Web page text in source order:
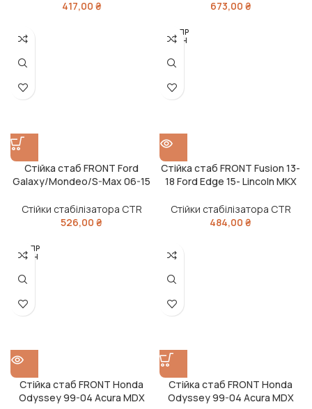
417,00 ₴
673,00 ₴
Стійка стаб FRONT Ford
Galaxy/Mondeo/S-Max 06-15
CLMZ-30 (вир-во CTR)
Стійки стабілізатора CTR
526,00 ₴
РОЗПР
ОДАН
Стійка стаб FRONT Fusion 13-
18 Ford Edge 15- Lincoln MKX
(вир-во CTR)
Стійки стабілізатора CTR
484,00 ₴
РОЗПР
ОДАН
Стійка стаб FRONT Honda
Odyssey 99-04 Acura MDX
Стійка стаб FRONT Honda
Odyssey 99-04 Acura MDX